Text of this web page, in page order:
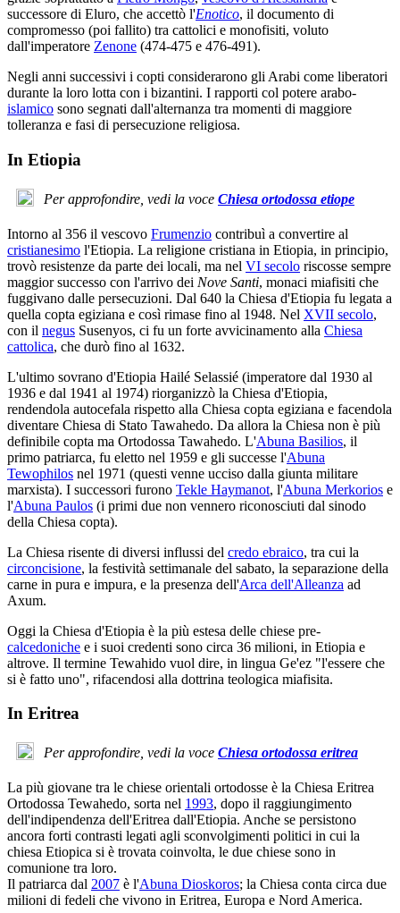
successore di Eluro, che accettò l'Enotico, il documento di
compromesso (poi fallito) tra cattolici e monofisiti, voluto
dall'imperatore Zenone (474-475 e 476-491).
Negli anni successivi i copti considerarono gli Arabi come liberatori
durante la loro lotta con i bizantini. I rapporti col potere arabo-
islamico sono segnati dall'alternanza tra momenti di maggiore
tolleranza e fasi di persecuzione religiosa.
In Etiopia
Per approfondire, vedi la voce Chiesa ortodossa etiope
Intorno al 356 il vescovo Frumenzio contribuì a convertire al
cristianesimo l'Etiopia. La religione cristiana in Etiopia, in principio,
trovò resistenze da parte dei locali, ma nel VI secolo riscosse sempre
maggior successo con l'arrivo dei Nove Santi, monaci miafisiti che
fuggivano dalle persecuzioni. Dal 640 la Chiesa d'Etiopia fu legata a
quella copta egiziana e così rimase fino al 1948. Nel XVII secolo,
con il negus Susenyos, ci fu un forte avvicinamento alla Chiesa
cattolica, che durò fino al 1632.
L'ultimo sovrano d'Etiopia Hailé Selassié (imperatore dal 1930 al
1936 e dal 1941 al 1974) riorganizzò la Chiesa d'Etiopia,
rendendola autocefala rispetto alla Chiesa copta egiziana e facendola
diventare Chiesa di Stato Tawahedo. Da allora la Chiesa non è più
definibile copta ma Ortodossa Tawahedo. L'Abuna Basilios, il
primo patriarca, fu eletto nel 1959 e gli successe l'Abuna
Tewophilos nel 1971 (questi venne ucciso dalla giunta militare
marxista). I successori furono Tekle Haymanot, l'Abuna Merkorios e
l'Abuna Paulos (i primi due non vennero riconosciuti dal sinodo
della Chiesa copta).
La Chiesa risente di diversi influssi del credo ebraico, tra cui la
circoncisione, la festività settimanale del sabato, la separazione della
carne in pura e impura, e la presenza dell'Arca dell'Alleanza ad
Axum.
Oggi la Chiesa d'Etiopia è la più estesa delle chiese pre-
calcedoniche e i suoi credenti sono circa 36 milioni, in Etiopia e
altrove. Il termine Tewahido vuol dire, in lingua Ge'ez "l'essere che
si è fatto uno", rifacendosi alla dottrina teologica miafisita.
In Eritrea
Per approfondire, vedi la voce Chiesa ortodossa eritrea
La più giovane tra le chiese orientali ortodosse è la Chiesa Eritrea
Ortodossa Tewahedo, sorta nel 1993, dopo il raggiungimento
dell'indipendenza dell'Eritrea dall'Etiopia. Anche se persistono
ancora forti contrasti legati agli sconvolgimenti politici in cui la
chiesa Etiopica si è trovata coinvolta, le due chiese sono in
comunione tra loro.
Il patriarca dal 2007 è l'Abuna Dioskoros; la Chiesa conta circa due
milioni di fedeli che vivono in Eritrea, Europa e Nord America.